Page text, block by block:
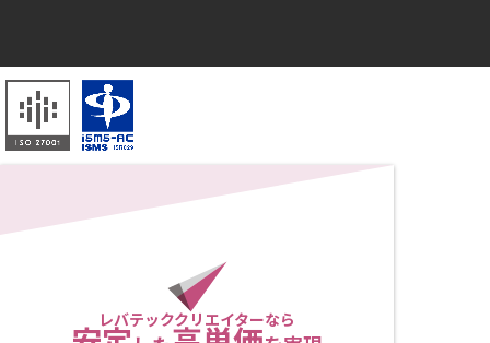
レバテッククリエイターなら